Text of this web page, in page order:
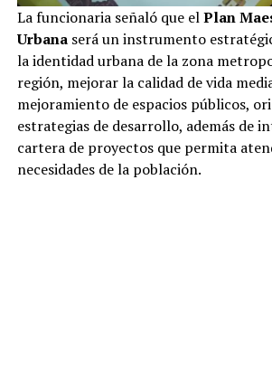
La funcionaria señaló que elPlan
Urbanaserá un instrumento
la identidad urbana de la zona
región, mejorar la calidad de vida
mejoramiento de espacios públicos,
estrategias de desarrollo, además de
cartera de proyectos que permita
necesidades de la población.